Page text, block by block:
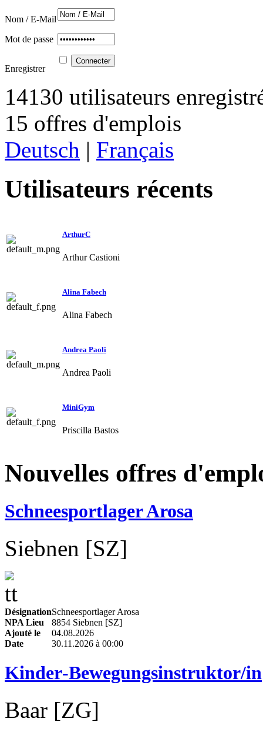
Nom / E-Mail
Mot de passe
Enregistrer
14130 utilisateurs
15 offres d'emplois
Deutsch | Français
Utilisateurs récents
ArthurC
Arthur Castioni
Alina Fabech
Alina Fabech
Andrea Paoli
Andrea Paoli
MiniGym
Priscilla Bastos
Nouvelles offres
Schneesportlager Arosa
Siebnen [SZ]
DésignationSchneesportlager Arosa
NPA Lieu
8854 Siebnen [SZ]
Ajouté le
04.08.2026
Date
30.11.2026 à 00:00
Kinder‑Bewegungsinstruktor/in
Baar [ZG]